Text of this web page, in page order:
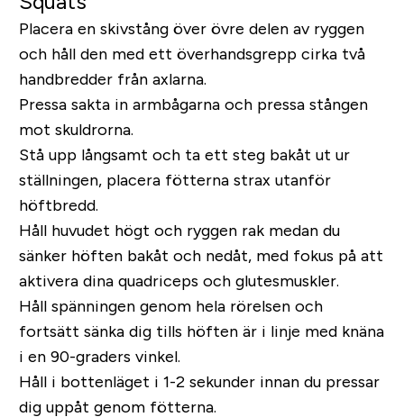
Placera en skivstång över övre delen av ryggen
och håll den med ett överhandsgrepp cirka två
handbredder från axlarna.
Pressa sakta in armbågarna och pressa stången
mot skuldrorna.
Stå upp långsamt och ta ett steg bakåt ut ur
ställningen, placera fötterna strax utanför
höftbredd.
Håll huvudet högt och ryggen rak medan du
sänker höften bakåt och nedåt, med fokus på att
aktivera dina quadriceps och glutesmuskler.
Håll spänningen genom hela rörelsen och
fortsätt sänka dig tills höften är i linje med knäna
i en 90-graders vinkel.
Håll i bottenläget i 1-2 sekunder innan du pressar
dig uppåt genom fötterna.